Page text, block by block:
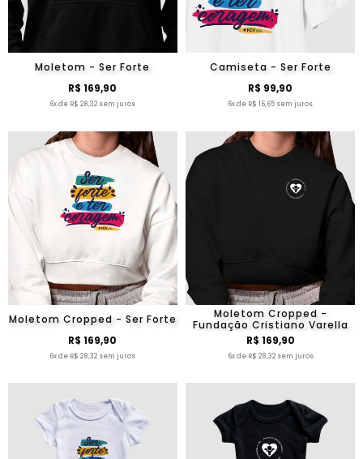
Moletom - Ser Forte
R$ 169,90
6x de R$ 28,32 sem juros
Camiseta - Ser Forte
R$ 99,90
6x de R$ 16,65 sem juros
Moletom Cropped - Ser Forte
R$ 169,90
6x de R$ 28,32 sem juros
Moletom Cropped -
Fundação Cristiano Varella
R$ 169,90
6x de R$ 28,32 sem juros